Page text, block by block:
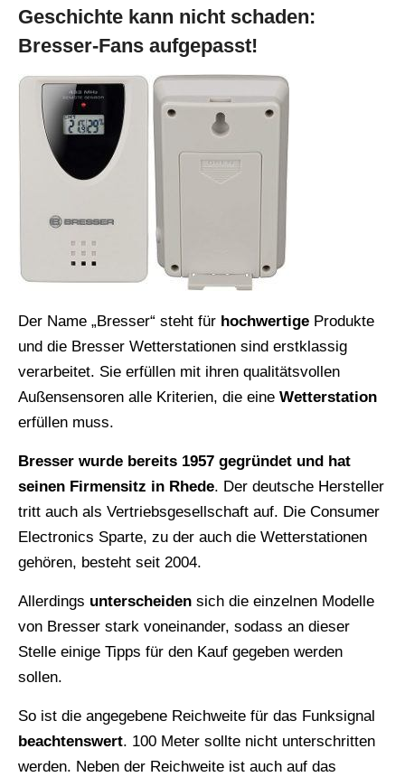
Geschichte kann nicht schaden:
Bresser-Fans aufgepasst!
Der Name „Bresser“ steht für hochwertige Produkte
und die Bresser Wetterstationen sind erstklassig
verarbeitet. Sie erfüllen mit ihren qualitätsvollen
Außensensoren alle Kriterien, die eine Wetterstation
erfüllen muss.
Bresser wurde bereits 1957 gegründet und hat
seinen Firmensitz in Rhede. Der deutsche Hersteller
tritt auch als Vertriebsgesellschaft auf. Die Consumer
Electronics Sparte, zu der auch die Wetterstationen
gehören, besteht seit 2004.
Allerdings unterscheiden sich die einzelnen Modelle
von Bresser stark voneinander, sodass an dieser
Stelle einige Tipps für den Kauf gegeben werden
sollen.
So ist die angegebene Reichweite für das Funksignal
beachtenswert. 100 Meter sollte nicht unterschritten
werden. Neben der Reichweite ist auch auf das